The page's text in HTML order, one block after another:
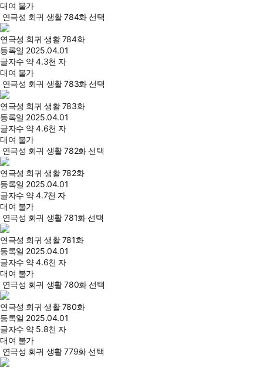
대여 불가
연극성 회귀 생활 784화 선택
연극성 회귀 생활 784화
등록일 2025.04.01
글자수 약 4.3천 자
대여 불가
연극성 회귀 생활 783화 선택
연극성 회귀 생활 783화
등록일 2025.04.01
글자수 약 4.6천 자
대여 불가
연극성 회귀 생활 782화 선택
연극성 회귀 생활 782화
등록일 2025.04.01
글자수 약 4.7천 자
대여 불가
연극성 회귀 생활 781화 선택
연극성 회귀 생활 781화
등록일 2025.04.01
글자수 약 4.6천 자
대여 불가
연극성 회귀 생활 780화 선택
연극성 회귀 생활 780화
등록일 2025.04.01
글자수 약 5.8천 자
대여 불가
연극성 회귀 생활 779화 선택